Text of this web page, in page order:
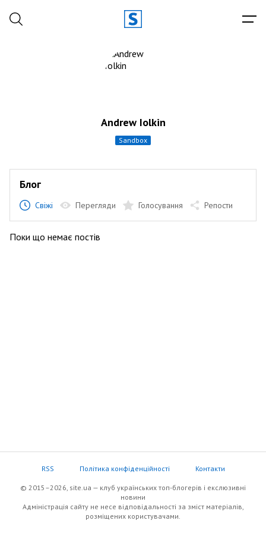
Andrew Iolkin
sandbox
Блог
Свіжі Перегляди Голосування Репости
Поки що немає постів
RSS Політика конфіденційності Контакти
© 2015–2026, site.ua — клуб українських топ-блогерів i екслюзивнi
новини
Адміністрація сайту не несе відповідальності за зміст матеріалів,
розміщених користувачами.